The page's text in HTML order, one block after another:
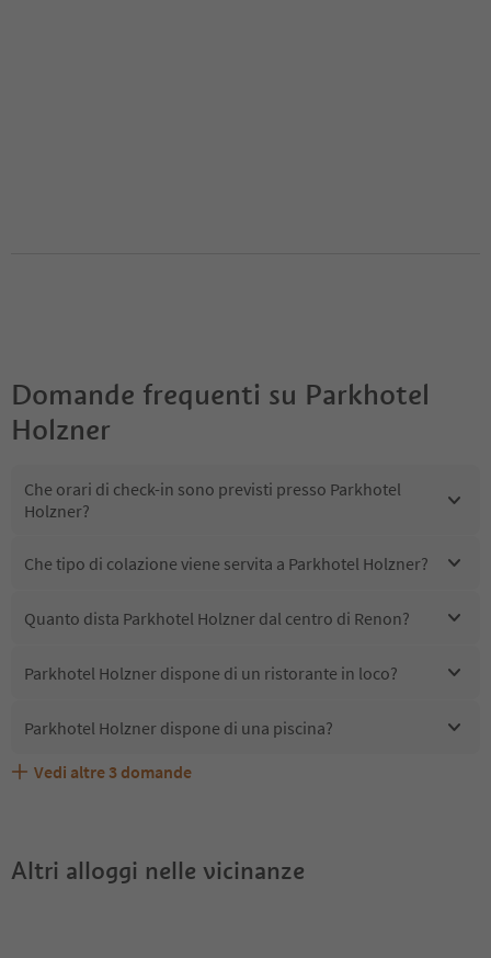
Domande frequenti su Parkhotel
Holzner
Che orari di check-in sono previsti presso Parkhotel
Holzner?
Che tipo di colazione viene servita a Parkhotel Holzner?
Quanto dista Parkhotel Holzner dal centro di Renon?
Parkhotel Holzner dispone di un ristorante in loco?
Parkhotel Holzner dispone di una piscina?
Parkhotel Holzner accetta animali domestici?
Quali servizi/attività sono disponibili presso Parkhotel
Gli ospiti di Parkhotel Holzner ricevono l'Alto Adige Guest
Vedi altre 3 domande
Altri alloggi nelle vicinanze